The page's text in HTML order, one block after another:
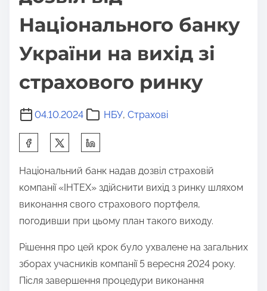
Національного банку
України на вихід зі
страхового ринку
04.10.2024 НБУ, Страхові
a
r
e
t
h
s
Національний банк надав дозвіл страховій
компанії «ІНТЕХ» здійснити вихід з ринку шляхом
виконання свого страхового портфеля,
погодивши при цьому план такого виходу.
Рішення про цей крок було ухвалене на загальних
зборах учасників компанії 5 вересня 2024 року.
Після завершення процедури виконання